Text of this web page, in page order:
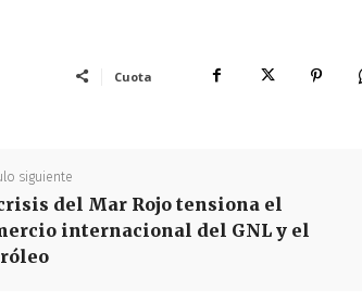
Cuota
siguiente
del Mar Rojo tensiona el
internacional del GNL y el